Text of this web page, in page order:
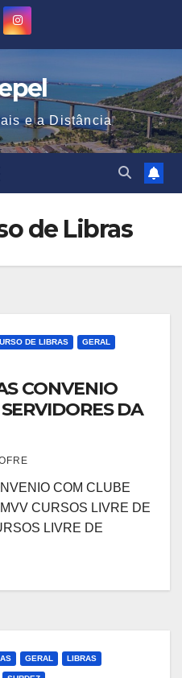
e a Distância
de Libras
DE LIBRAS GERAL
CONVENIO
DA
COM CLUBE
CURSOS LIVRE DE
LIVRE DE
GERAL LIBRAS